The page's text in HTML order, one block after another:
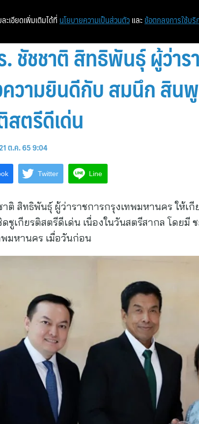
ชัชชาติ สิทธิพันธุ์ ผู้ว่า
วามยินดีกับ สมนึก สินพู
สตรีดีเด่น
ต.ค. 65 9:04
Twitter Line
าติ สิทธิพันธุ์ ผู้ว่าราชการกรุงเทพมหานคร ให้
ชิดชูเกียรติสตรีดีเด่น เนื่องในวันสตรีสากล โด
มหานคร เมื่อวันก่อน
ะเอียดเพิ่มเติมได้ที่ นโยบายความเป็นส่วนตัว และ ข้อตกลงการใช้บริ